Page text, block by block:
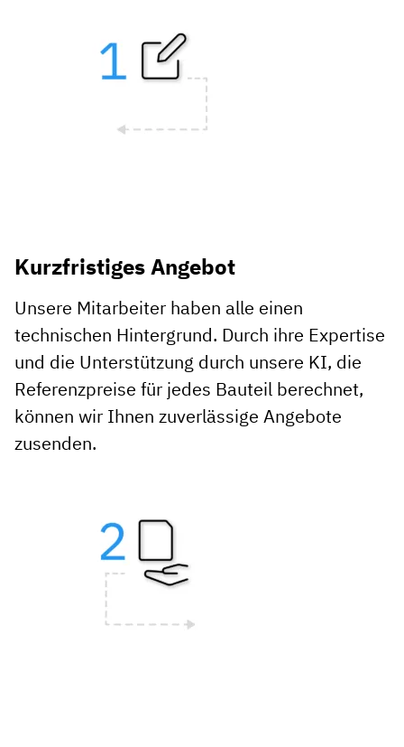
Kurzfristiges Angebot
Unsere Mitarbeiter haben alle einen
technischen Hintergrund. Durch ihre Expertise
und die Unterstützung durch unsere KI, die
Referenzpreise für jedes Bauteil berechnet,
können wir Ihnen zuverlässige Angebote
zusenden.